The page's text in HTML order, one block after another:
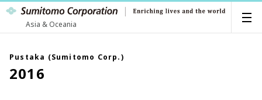
Asia & Oceania
Pustaka (Sumitomo Corp.)
2016